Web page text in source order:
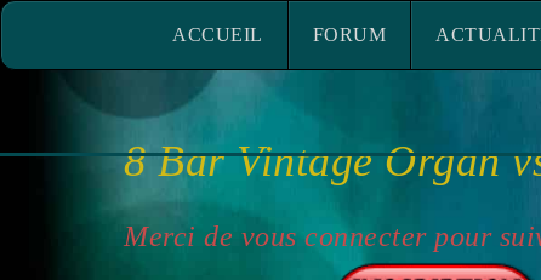
ACCUEIL FORUM ACTUALITÉ
8 Bar Vintage Organ
Merci de vous connecter pour
ACCUEIL FORUM